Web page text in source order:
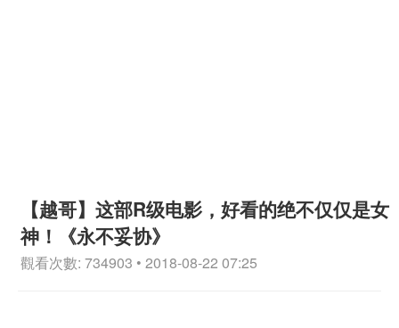
【越哥】这部R级电影，好看的绝不仅仅是女
神！《永不妥协》
觀看次數: 734903 • 2018-08-22 07:25